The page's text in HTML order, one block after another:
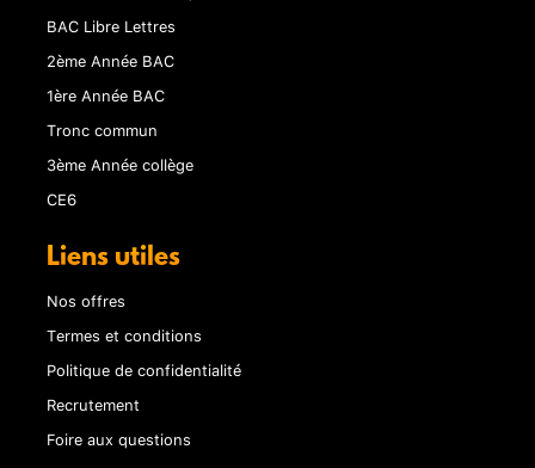
BAC Libre Lettres
2ème Année BAC
1ère Année BAC
Tronc commun
3ème Année collège
CE6
Liens utiles
Nos offres
Termes et conditions
Politique de confidentialité
Recrutement
Foire aux questions